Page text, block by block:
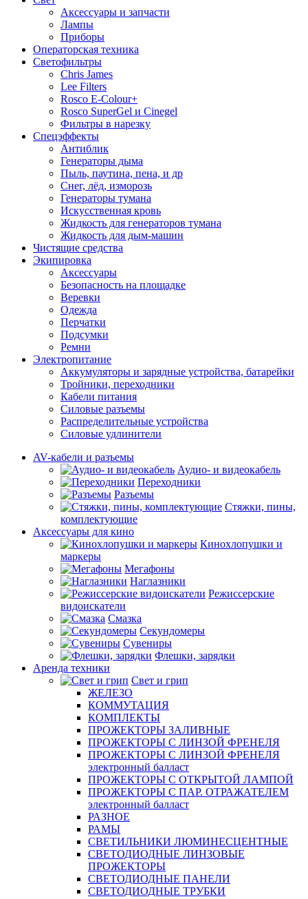
Аксессуары и запчасти
Лампы
Приборы
Операторская техника
Светофильтры
Chris James
Lee Filters
Rosco E-Colour+
Rosco SuperGel и Cinegel
Фильтры в нарезку
Спецэффекты
Антиблик
Генераторы дыма
Пыль, паутина, пена, и др
Снег, лёд, изморозь
Генераторы тумана
Искусственная кровь
Жидкость для генераторов тумана
Жидкость для дым-машин
Чистящие средства
Экипировка
Аксессуары
Безопасность на площадке
Веревки
Одежда
Перчатки
Подсумки
Ремни
Электропитание
Аккумуляторы и зарядные устройства, батарейки
Тройники, переходники
Кабели питания
Силовые разъемы
Распределительные устройства
Силовые удлинители
AV-кабели и разъемы
Аудио- и видеокабель
Переходники
Разъемы
Стяжки, пины,
комплектующие
Аксессуары для кино
Кинохлопушки и
маркеры
Мегафоны
Наглазники
Режиссерские
видоискатели
Смазка
Секундомеры
Сувениры
Флешки, зарядки
Аренда техники
Свет и грип
ЖЕЛЕЗО
КОММУТАЦИЯ
КОМПЛЕКТЫ
ПРОЖЕКТОРЫ ЗАЛИВНЫЕ
ПРОЖЕКТОРЫ С ЛИНЗОЙ ФРЕНЕЛЯ
ПРОЖЕКТОРЫ С ЛИНЗОЙ ФРЕНЕЛЯ
электронный балласт
ПРОЖЕКТОРЫ С ОТКРЫТОЙ ЛАМПОЙ
ПРОЖЕКТОРЫ С ПАР. ОТРАЖАТЕЛЕМ
электронный балласт
РАЗНОЕ
РАМЫ
СВЕТИЛЬНИКИ ЛЮМИНЕСЦЕНТНЫЕ
СВЕТОДИОДНЫЕ ЛИНЗОВЫЕ
ПРОЖЕКТОРЫ
СВЕТОДИОДНЫЕ ПАНЕЛИ
СВЕТОДИОДНЫЕ ТРУБКИ